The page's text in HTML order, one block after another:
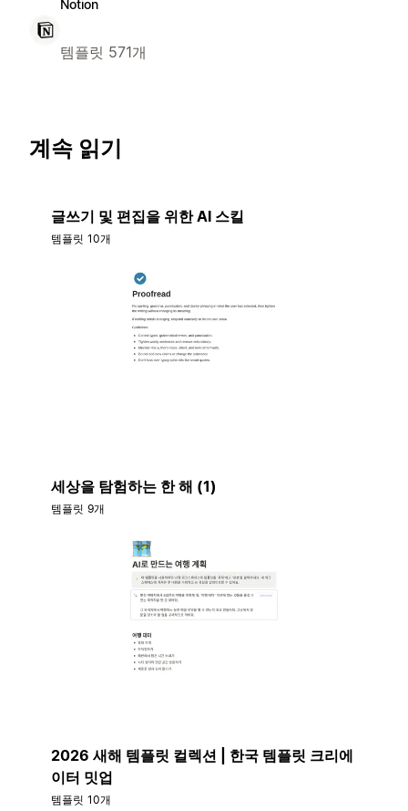
Notion
템플릿 571개
계속 읽기
글쓰기 및 편집을 위한 AI 스킬
템플릿 10개
세상을 탐험하는 한 해 (1)
템플릿 9개
2026 새해 템플릿 컬렉션 | 한국 템플릿 크리에
이터 밋업
템플릿 10개